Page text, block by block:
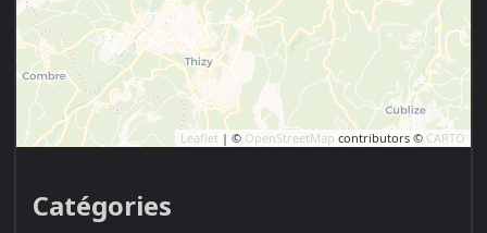
Leaflet | © OpenStreetMap contributors © CARTO
Catégories